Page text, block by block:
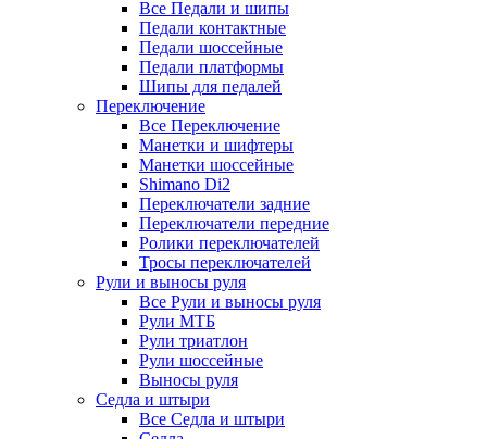
Все Педали и шипы
Педали контактные
Педали шоссейные
Педали платформы
Шипы для педалей
Переключение
Все Переключение
Манетки и шифтеры
Манетки шоссейные
Shimano Di2
Переключатели задние
Переключатели передние
Ролики переключателей
Тросы переключателей
Рули и выносы руля
Все Рули и выносы руля
Рули МТБ
Рули триатлон
Рули шоссейные
Выносы руля
Седла и штыри
Все Седла и штыри